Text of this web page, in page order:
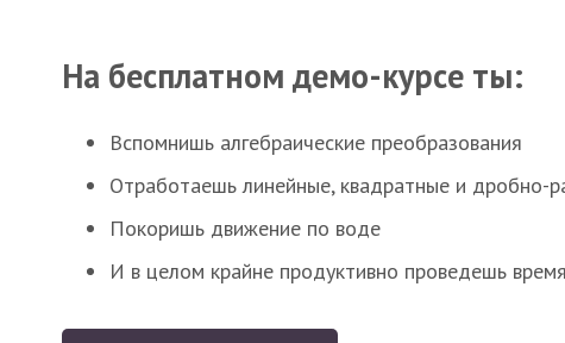
На бесплатном демо-курсе ты:
Вспомнишь алгебраические преобразования
Отработаешь линейные, квадратные и дробно-
Покоришь движение по воде
И в целом крайне продуктивно проведешь время